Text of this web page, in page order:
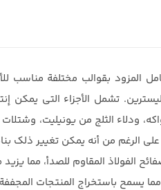
المزود بقوالب مختلفة مناسب
تشمل الأجزاء التي يمكن
ودلاء الثلج من يونيليت،